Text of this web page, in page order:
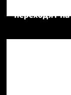
переходят